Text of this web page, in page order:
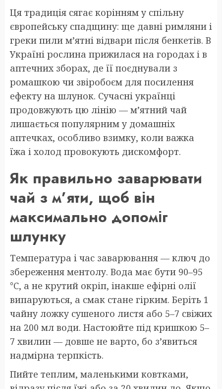
Ця традиція сягає корінням у спільну
європейську спадщину: ще давні римляни і
греки пили м’ятні відвари після бенкетів. В
Україні рослина прижилася на городах і в
аптечних зборах, де її поєднували з
ромашкою чи звіробоєм для посилення
ефекту на шлунок. Сучасні українці
продовжують цю лінію — м’ятний чай
лишається популярним у домашніх
аптечках, особливо взимку, коли важка
їжа і холод провокують дискомфорт.
Як правильно заварювати
чай з м’яти, щоб він
максимально допоміг
шлунку
Температура і час заварювання — ключ до
збереження ментолу. Вода має бути 90–95
°C, а не крутий окріп, інакше ефірні олії
випаруються, а смак стане гірким. Беріть 1
чайну ложку сушеного листя або 5–7 свіжих
на 200 мл води. Настоюйте під кришкою 5–
7 хвилин — довше не варто, бо з’явиться
надмірна терпкість.
Пийте теплим, маленькими ковтками,